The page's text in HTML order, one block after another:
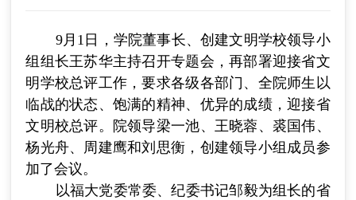
9月1日
，学院董事长、创建文明学校领导小
组组长王苏华主持召开专题会，再部署迎接省文
明学校总评工作，要求各级各部门、全院师生以
临战的状态、饱满的精神、优异的成绩，迎接省
文明校总评。院领导梁一池、王晓蓉、裘国伟、
杨光舟、周建鹰和刘思衡，创建领导小组成员参
加了会议。
以福大党委常委、纪委书记邹毅为组长的省